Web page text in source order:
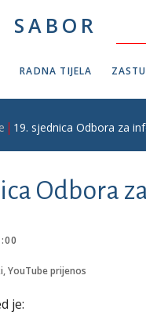
SABOR
RADNA TIJELA
19. sjednica Odbora za
Odbora
YouTube prijenos
je: